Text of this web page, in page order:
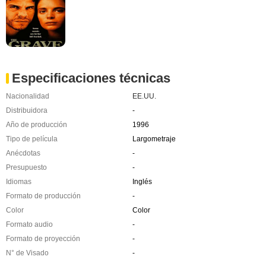
Especificaciones técnicas
Nacionalidad
EE.UU.
Distribuidora
-
Año de producción
1996
Tipo de película
Largometraje
Anécdotas
-
Presupuesto
-
Idiomas
Inglés
Formato de producción
-
Color
Color
Formato audio
-
Formato de proyección
-
N° de Visado
-